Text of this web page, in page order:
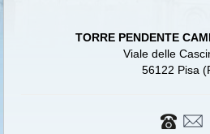
TORRE PENDENTE
Viale delle
56122 Pisa